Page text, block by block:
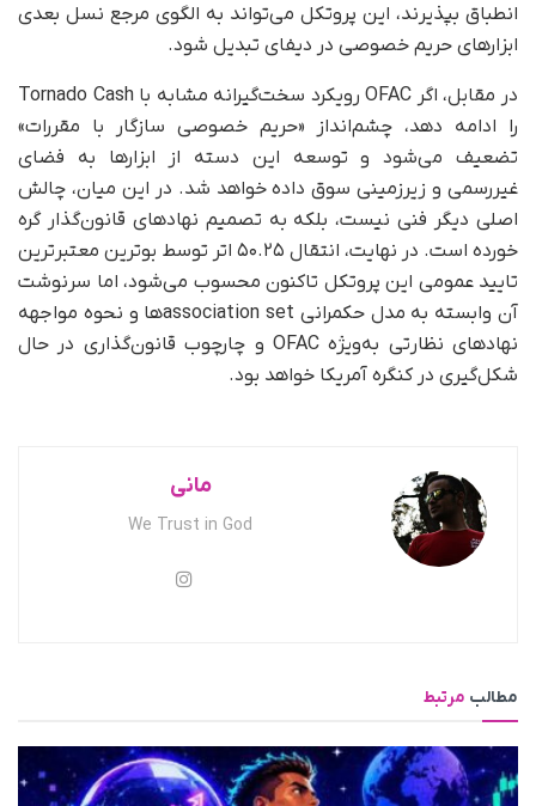
انطباق بپذیرند، این پروتکل می‌تواند به الگوی مرجع نسل بعدی
ابزارهای حریم خصوصی در دیفای تبدیل شود.
در مقابل، اگر OFAC رویکرد سخت‌گیرانه مشابه با Tornado Cash
را ادامه دهد، چشم‌انداز «حریم خصوصی سازگار با مقررات»
تضعیف می‌شود و توسعه این دسته از ابزارها به فضای
غیررسمی و زیرزمینی سوق داده خواهد شد. در این میان، چالش
اصلی دیگر فنی نیست، بلکه به تصمیم نهادهای قانون‌گذار گره
خورده است. در نهایت، انتقال ۵۰.۲۵ اتر توسط بوترین معتبرترین
تایید عمومی این پروتکل تاکنون محسوب می‌شود، اما سرنوشت
آن وابسته به مدل حکمرانی association setها و نحوه مواجهه
نهادهای نظارتی به‌ویژه OFAC و چارچوب قانون‌گذاری در حال
شکل‌گیری در کنگره آمریکا خواهد بود.
مانی
We Trust in God
مطالب مرتبط